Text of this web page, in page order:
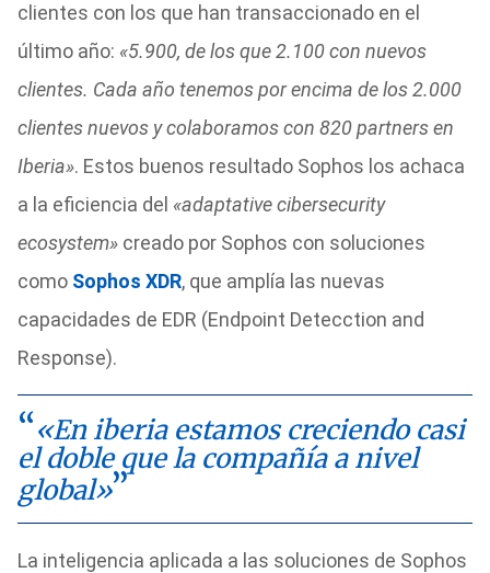
clientes con los que han transaccionado en el
último año: «5.900, de los que 2.100 con nuevos
clientes. Cada año tenemos por encima de los 2.000
clientes nuevos y colaboramos con 820 partners en
Iberia». Estos buenos resultado Sophos los achaca
a la eficiencia del «adaptative cibersecurity
ecosystem»creado por Sophos con soluciones
como Sophos XDR, que amplía las nuevas
capacidades de EDR (Endpoint Detecction and
Response).
«En iberia estamos creciendo casi
el doble que la compañía a nivel
global»
La inteligencia aplicada a las soluciones de Sophos